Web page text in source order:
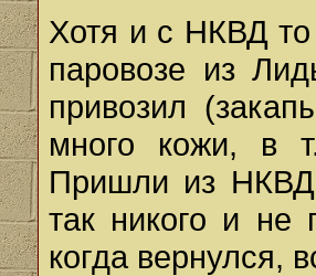
Хотя и с НКВД
паровозе из
привозил
много кожи, в
Пришли из
так никого и
когда вернулся,